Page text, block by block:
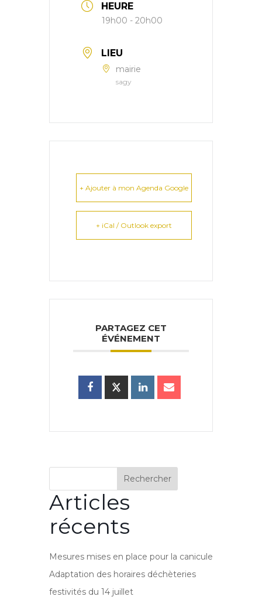
HEURE
19h00 - 20h00
LIEU
mairie
sagy
+ Ajouter à mon Agenda Google
+ iCal / Outlook export
PARTAGEZ CET
ÉVÉNEMENT
Rechercher
Articles
récents
Mesures mises en place pour la canicule
Adaptation des horaires déchèteries
festivités du 14 juillet